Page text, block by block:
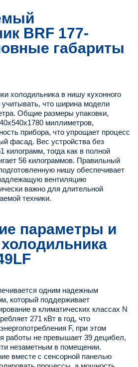
BRF 177-
габариты
холодильника в нишу кухонного
учитывать, что ширина модели
Общие размеры упаковки,
миллиметров,
прибора, что упрощает процесс
фасад. Вес устройства без
килограмм, тогда как в полной
56 килограммов. Правильный
нишу обеспечивает
вентиляцию
важно для длительной
техники.
параметры и
одним надежным
который поддерживает
в климатических классах N
271 кВт в год, что
F, при этом
работы не превышает 39 децибел,
незаметным в помещении.
вместе с сенсорной панелью